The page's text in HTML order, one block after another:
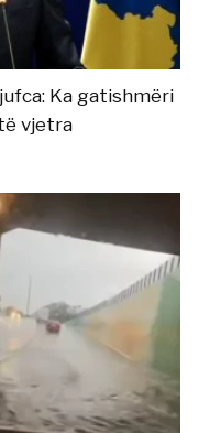
Ka gatishmëri
vjetra